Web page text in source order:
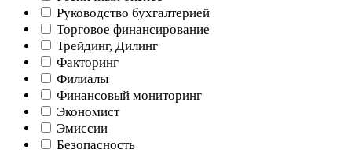
Руководство бухгалтерией
Торговое финансирование
Трейдинг, Дилинг
Факторинг
Филиалы
Финансовый мониторинг
Экономист
Эмиссии
Безопасность